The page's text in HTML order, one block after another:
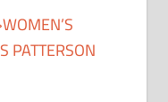
PATTERSON